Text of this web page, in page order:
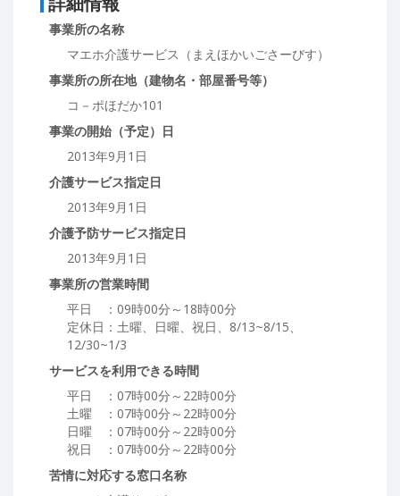
事業所の名称
マエホ介護サービス（まえほかいごさーびす）
事業所の所在地（建物名・部屋番号等）
コ－ポほだか101
事業の開始（予定）日
2013年9月1日
介護サービス指定日
2013年9月1日
介護予防サービス指定日
2013年9月1日
事業所の営業時間
平日 ：09時00分～18時00分
定休日：土曜、日曜、祝日、8/13~8/15、
12/30~1/3
サービスを利用できる時間
平日 ：07時00分～22時00分
土曜 ：07時00分～22時00分
日曜 ：07時00分～22時00分
祝日 ：07時00分～22時00分
苦情に対応する窓口名称